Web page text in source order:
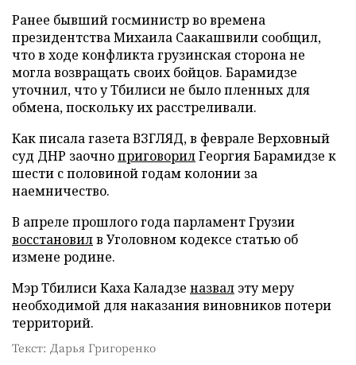
Ранее бывший госминистр во времена
президентства Михаила Саакашвили сообщил,
что в ходе конфликта грузинская сторона не
могла возвращать своих бойцов. Барамидзе
уточнил, что у Тбилиси не было пленных для
обмена, поскольку их расстреливали.
Как писала газета ВЗГЛЯД, в феврале Верховный
суд ДНР заочноприговорилГеоргия Барамидзе к
шести с половиной годам колонии за
наемничество.
В апреле прошлого года парламент Грузии
восстановилв Уголовном кодексе статью об
измене родине.
Мэр Тбилиси Каха Каладзе назвал эту меру
необходимой для наказания виновников потери
территорий.
Текст: Дарья Григоренко